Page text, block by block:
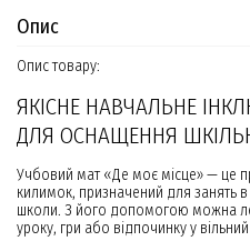
Опис
Опис товару:
ЯКІСНЕ НАВЧАЛЬНЕ
ДЛЯ ОСНАЩЕННЯ
Учбовий мат «Де моє місце» — це
килимок, призначений для занять
школи. З його допомогою можна
уроку, гри або відпочинку у